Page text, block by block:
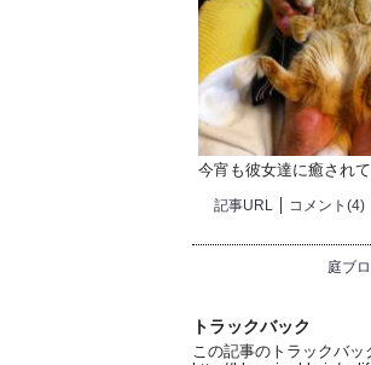
今宵も彼女達に癒され
記事URL コメント(4)
庭ブ
トラックバック
この記事のトラックバッ